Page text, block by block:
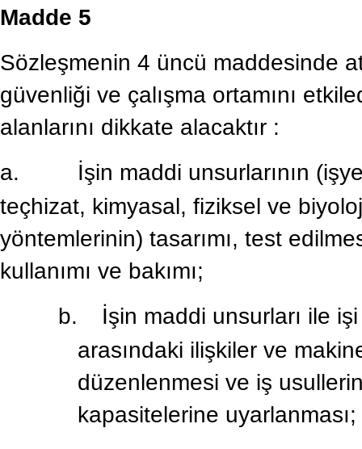
Madde 5
Sözleşmenin 4 üncü maddesinde
güvenliği ve çalışma ortamını
alanlarını dikkate alacaktır :
a.
İşin maddi unsurlarının
teçhizat, kimyasal, fiziksel ve
yöntemlerinin) tasarımı, test
kullanımı ve bakımı;
b.
İşin maddi unsurları ile
arasındaki ilişkiler ve
düzenlenmesi ve iş
kapasitelerine uyarlanması;